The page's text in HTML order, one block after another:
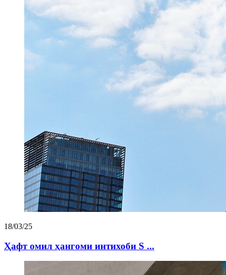
18/03/25
Ҳафт омил ҳангоми интихоби S ...